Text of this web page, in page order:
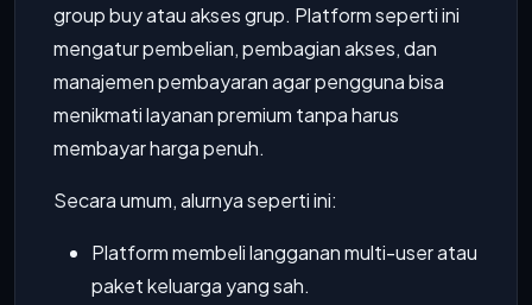
group buy atau akses grup. Platform seperti ini
mengatur pembelian, pembagian akses, dan
manajemen pembayaran agar pengguna bisa
menikmati layanan premium tanpa harus
membayar harga penuh.
Secara umum, alurnya seperti ini:
Platform membeli langganan multi-user atau
paket keluarga yang sah.